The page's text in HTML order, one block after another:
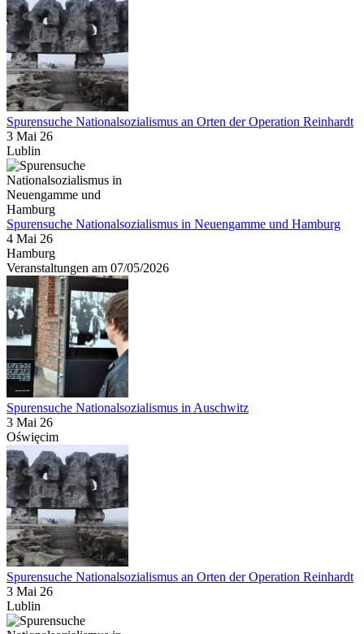
Spurensuche Nationalsozialismus an Orten der Operation Reinhardt
3 Mai 26
Lublin
Spurensuche Nationalsozialismus in Neuengamme und Hamburg
4 Mai 26
Hamburg
Veranstaltungen am 07/05/2026
Spurensuche Nationalsozialismus in Auschwitz
3 Mai 26
Oświęcim
Spurensuche Nationalsozialismus an Orten der Operation Reinhardt
3 Mai 26
Lublin